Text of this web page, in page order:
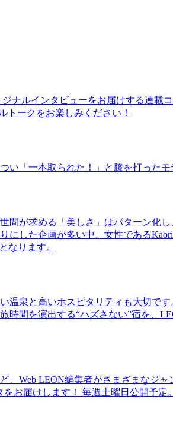
ルインタビューをお届けする連載
トークをお楽しみください！
「一本取られた！」と膝を打ったモ
が求める「美しさ」はパターン化
した企画が多い中、女性である
なります。
泉と高いホスピタリティも大切で
間を演出する“ハズさない”宿を、
Web LEON編集者がさまざまなジ
お届けします！ 毎週土曜日公開予定。